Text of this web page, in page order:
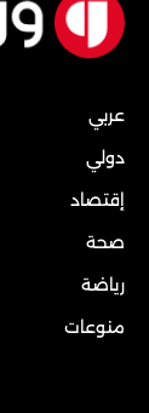
عربي
دولي
إقتصاد
صحة
رياضة
منوعات